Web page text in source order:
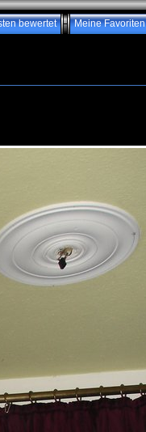
bewertet Meine Favoriten